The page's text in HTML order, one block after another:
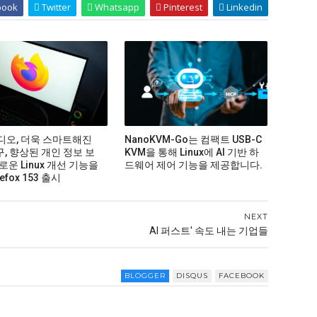
Twitter Whatsapp Pinterest Linkedin
오, 더욱 스마트해진
, 향상된 개인 정보 보
운 Linux 개선 기능을
153 출시
NanoKVM-Go는 컴팩트 USB-C
KVM을 통해 Linux에 AI 기반 하
드웨어 제어 기능을 제공합니다.
NEXT
AI 퍼스트' 속도 내는 기업들
BLOGGER DISQUS FACEBOOK